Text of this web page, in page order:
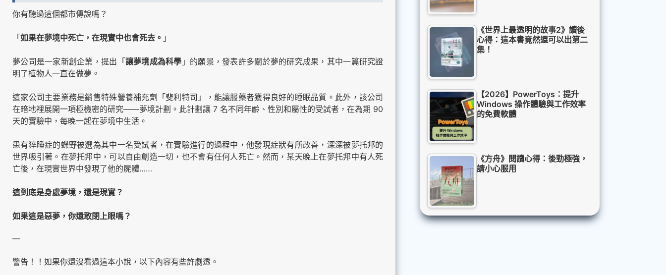
你有聽過這個都市傳說嗎？
「 如果在夢境中死亡，在現實中也會死去。 」
夢公司是一家新創企業，提出「 讓夢境成為科學 」的願景，發表許多關於夢的研究成果，其中一篇研究證
明了植物人一直在做夢。
這家公司主要業務是銷售特殊營養補充劑「斐利特司」，能讓服藥者獲得良好的睡眠品質。此外，該公司
在暗地裡展開一項極機密的研究——夢境計劃。此計劃讓 7 名不同年齡、性別和屬性的受試者，在為期 90
天的實驗中，每晚一起在夢境中生活。
患有猝睡症的蝶野被選為其中一名受試者，在實驗進行的過程中，他發現症狀有所改善，深深被夢托邦的
世界吸引著。在夢托邦中，可以自由創造一切，也不會有任何人死亡。然而，某天晚上在夢托邦中有人死
亡後，在現實世界中發現了他的屍體……
這到底是身處夢境，還是現實？
如果這是惡夢，你還敢閉上眼嗎？
—
警告！！如果你還沒看過這本小說，以下內容有些許劇透。
《世界上最透明的故事2》讀後
心得：這本書竟然還可以出第二
集！
【2026】PowerToys：提升
Windows 操作體驗與工作效率
的免費軟體
《方舟》閱讀心得：後勁極強，
請小心服用